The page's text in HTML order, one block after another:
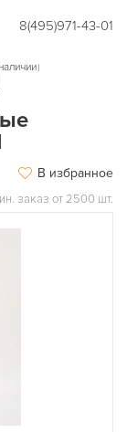
8(495)971-43-01
В избранное
заказ от 2500 шт.